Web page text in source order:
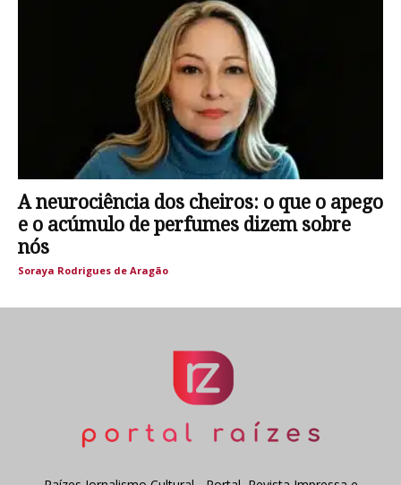
A neurociência dos cheiros: o que o apego
e o acúmulo de perfumes dizem sobre
nós
Soraya Rodrigues de Aragão